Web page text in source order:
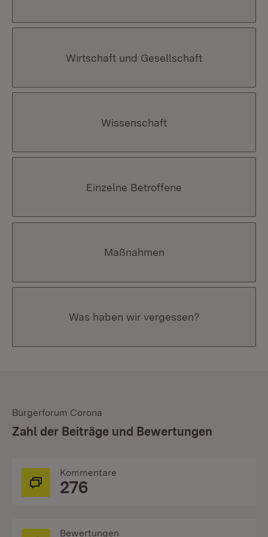
Wirtschaft und Gesellschaft
Wissenschaft
Einzelne Betroffene
Maßnahmen
Was haben wir vergessen?
Bürgerforum Corona
Zahl der Beiträge und Bewertungen
Kommentare
276
Bewertungen